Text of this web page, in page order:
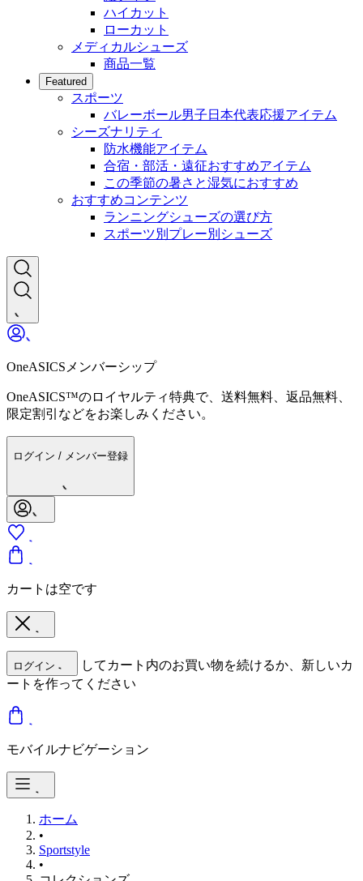
ハイカット
ローカット
メディカルシューズ
商品一覧
Featured
スポーツ
バレーボール男子日本代表応援アイテム
シーズナリティ
防水機能アイテム
合宿・部活・遠征おすすめアイテム
この季節の暑さと湿気におすすめ
おすすめコンテンツ
ランニングシューズの選び方
スポーツ別プレー別シューズ
OneASICSメンバーシップ
OneASICS™のロイヤルティ特典で、送料無料、返品無料、
限定割引などをお楽しみください。
ログイン / メンバー登録
カートは空です
ログイン
してカート内のお買い物を続けるか、新しいカ
ートを作ってください
モバイルナビゲーション
ホーム
•
Sportstyle
•